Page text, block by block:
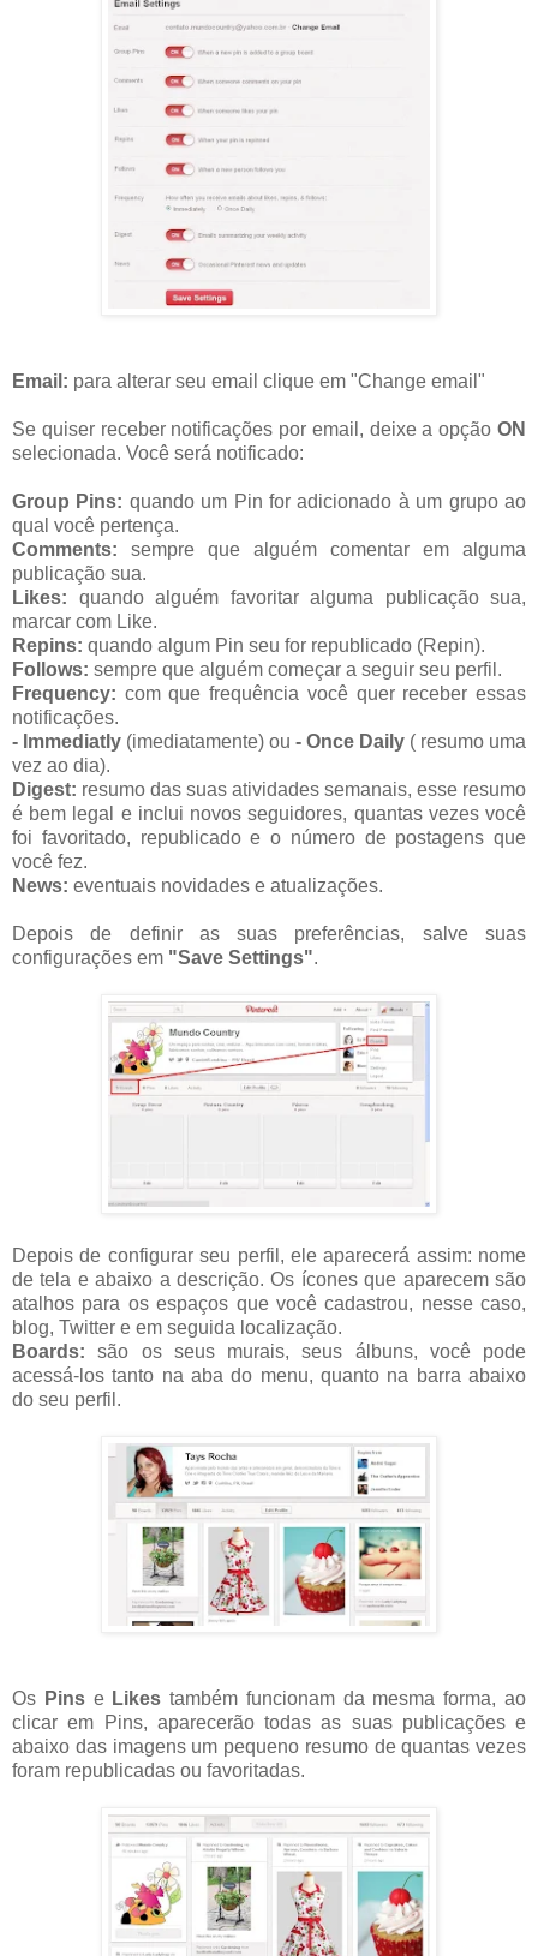
Email: para alterar seu email clique em "Change email"
Se quiser receber notificações por email, deixe a opção ON
selecionada. Você será notificado:
Group Pins: quando um Pin for adicionado à um grupo ao
qual você pertença.
Comments: sempre que alguém comentar em alguma
publicação sua.
Likes: quando alguém favoritar alguma publicação sua,
marcar com Like.
Repins: quando algum Pin seu for republicado (Repin).
Follows: sempre que alguém começar a seguir seu perfil.
Frequency: com que frequência você quer receber essas
notificações.
- Immediatly (imediatamente) ou - Once Daily ( resumo uma
vez ao dia).
Digest: resumo das suas atividades semanais, esse resumo
é bem legal e inclui novos seguidores, quantas vezes você
foi favoritado, republicado e o número de postagens que
você fez.
News: eventuais novidades e atualizações.
Depois de definir as suas preferências, salve suas
configurações em "Save Settings".
Depois de configurar seu perfil, ele aparecerá assim: nome
de tela e abaixo a descrição. Os ícones que aparecem são
atalhos para os espaços que você cadastrou, nesse caso,
blog, Twitter e em seguida localização.
Boards: são os seus murais, seus álbuns, você pode
acessá-los tanto na aba do menu, quanto na barra abaixo
do seu perfil.
Os Pinse Likes também funcionam da mesma forma, ao
clicar em Pins, aparecerão todas as suas publicações e
abaixo das imagens um pequeno resumo de quantas vezes
foram republicadas ou favoritadas.